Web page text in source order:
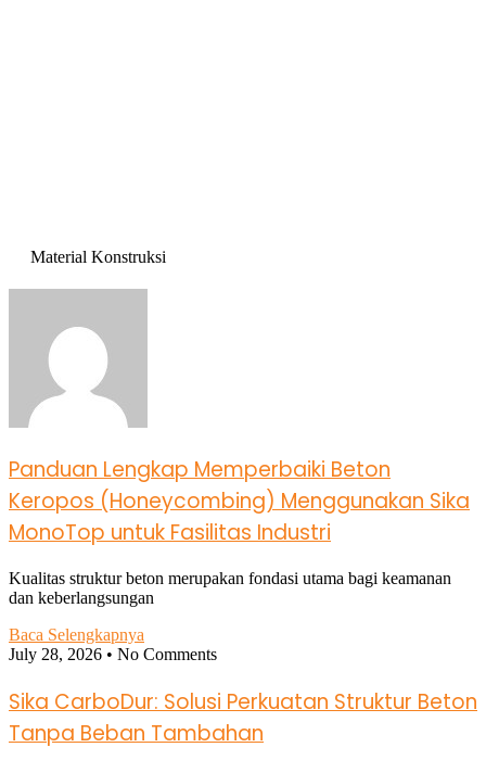
Material Konstruksi
Panduan Lengkap Memperbaiki Beton
Keropos (Honeycombing) Menggunakan Sika
MonoTop untuk Fasilitas Industri
Kualitas struktur beton merupakan fondasi utama bagi keamanan
dan keberlangsungan
Baca Selengkapnya
July 28, 2026
No Comments
Sika CarboDur: Solusi Perkuatan Struktur Beton
Tanpa Beban Tambahan